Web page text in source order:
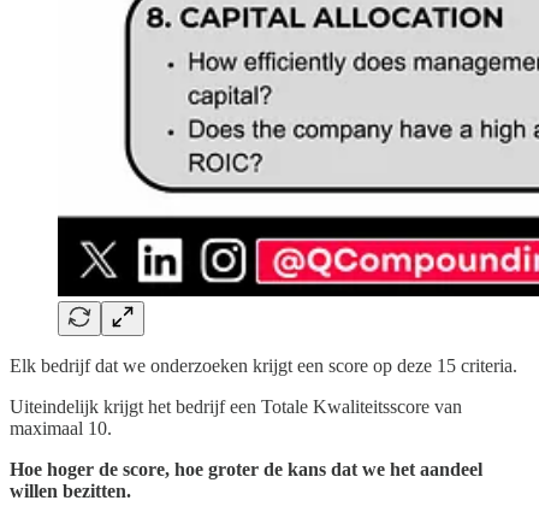
Elk bedrijf dat we onderzoeken krijgt een score op deze 15 criteria.
Uiteindelijk krijgt het bedrijf een Totale Kwaliteitsscore van
maximaal 10.
Hoe hoger de score, hoe groter de kans dat we het aandeel
willen bezitten.